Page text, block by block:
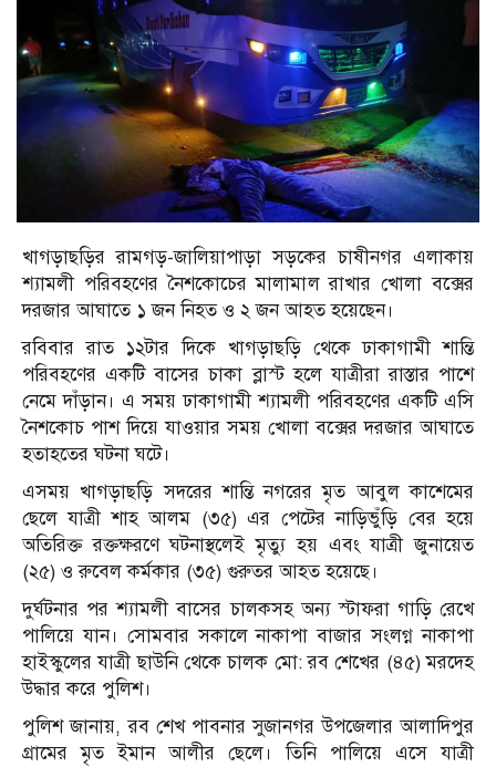
খাগড়াছড়ির রামগড়-জালিয়াপাড়া সড়কের চাষীনগর এলাকায়
শ্যামলী পরিবহণের নৈশকোচের মালামাল রাখার খোলা বক্সের
দরজার আঘাতে ১ জন নিহত ও ২ জন আহত হয়েছেন।
রবিবার রাত ১২টার দিকে খাগড়াছড়ি থেকে ঢাকাগামী শান্তি
পরিবহণের একটি বাসের চাকা ব্লাস্ট হলে যাত্রীরা রাস্তার পাশে
নেমে দাঁড়ান। এ সময় ঢাকাগামী শ্যামলী পরিবহণের একটি এসি
নৈশকোচ পাশ দিয়ে যাওয়ার সময় খোলা বক্সের দরজার আঘাতে
হতাহতের ঘটনা ঘটে।
এসময় খাগড়াছড়ি সদরের শান্তি নগরের মৃত আবুল কাশেমের
ছেলে যাত্রী শাহ আলম (৩৫) এর পেটের নাড়িভুঁড়ি বের হয়ে
অতিরিক্ত রক্তক্ষরণে ঘটনাস্থলেই মৃত্যু হয় এবং যাত্রী জুনায়েত
(২৫) ও রুবেল কর্মকার (৩৫) গুরুতর আহত হয়েছে।
দুর্ঘটনার পর শ্যামলী বাসের চালকসহ অন্য স্টাফরা গাড়ি রেখে
পালিয়ে যান। সোমবার সকালে নাকাপা বাজার সংলগ্ন নাকাপা
হাইস্কুলের যাত্রী ছাউনি থেকে চালক মো: রব শেখের (৪৫) মরদেহ
উদ্ধার করে পুলিশ।
পুলিশ জানায়, রব শেখ পাবনার সুজানগর উপজেলার আলাদিপুর
গ্রামের মৃত ইমান আলীর ছেলে। তিনি পালিয়ে এসে যাত্রী